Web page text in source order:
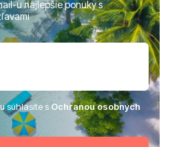
u najlepšie ponuky s
súhlasíte sOchranou osobných